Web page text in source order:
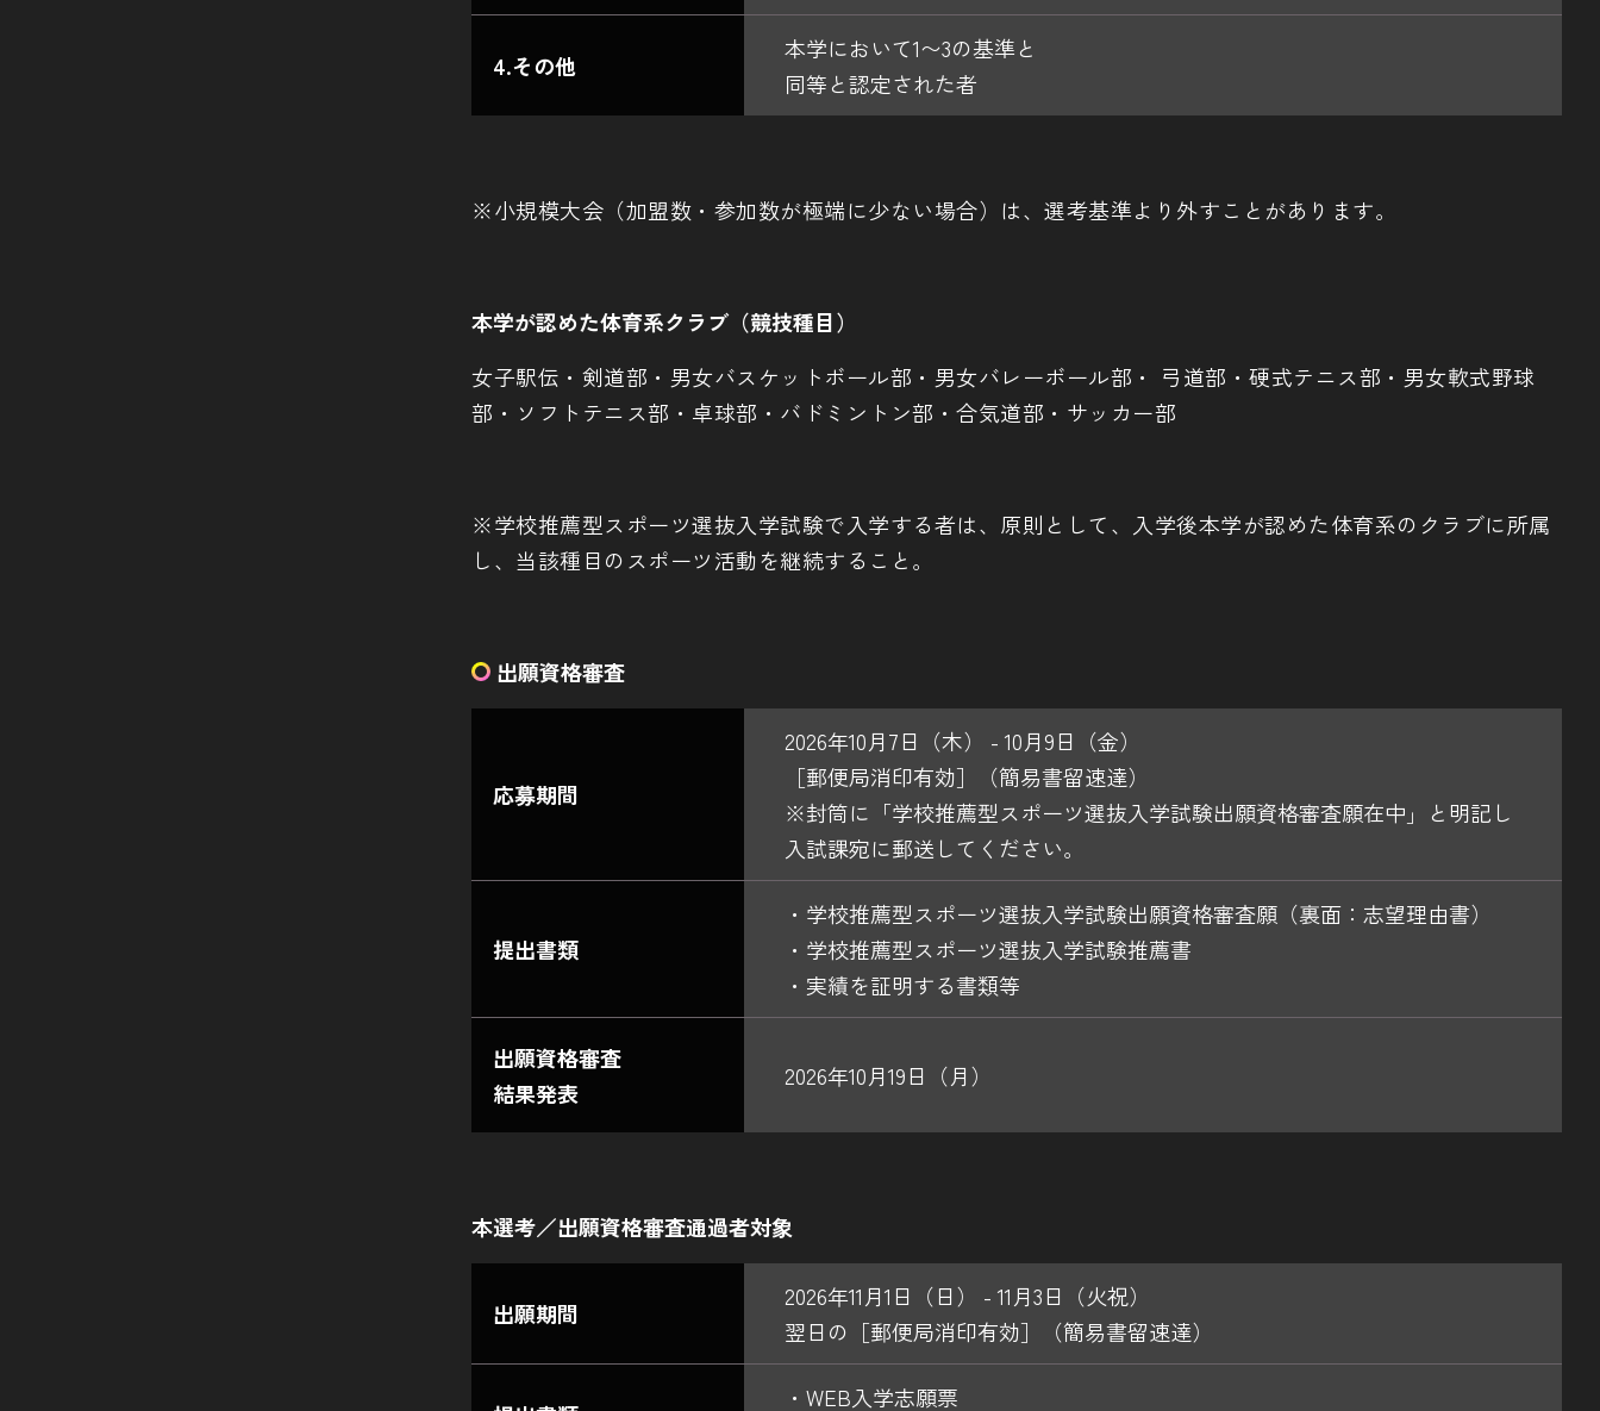
4.その他
本学において1〜3の基準と
同等と認定された者
※小規模大会（加盟数・参加数が極端に少ない場合）は、選考基準より外すことがあります。
本学が認めた体育系クラブ（競技種目）
女子駅伝・剣道部・男女バスケットボール部・男女バレーボール部・ 弓道部・硬式テニス部・男女軟式野球
部・ソフトテニス部・卓球部・バドミントン部・合気道部・サッカー部
※学校推薦型スポーツ選抜入学試験で入学する者は、原則として、入学後本学が認めた体育系のクラブに所属
し、当該種目のスポーツ活動を継続すること。
出願資格審査
応募期間
2026年10月7日（木） - 10月9日（金）
［郵便局消印有効］（簡易書留速達）
※封筒に「学校推薦型スポーツ選抜入学試験出願資格審査願在中」と明記し
入試課宛に郵送してください。
提出書類
・学校推薦型スポーツ選抜入学試験出願資格審査願（裏面：志望理由書）
・学校推薦型スポーツ選抜入学試験推薦書
・実績を証明する書類等
出願資格審査
結果発表
2026年10月19日（月）
本選考／出願資格審査通過者対象
出願期間
2026年11月1日（日） - 11月3日（火祝）
翌日の［郵便局消印有効］（簡易書留速達）
・WEB入学志願票